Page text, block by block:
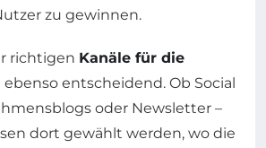
zu gewinnen.
richtigen Kanäle für die
ebenso entscheidend. Ob Social
oder Newsletter –
dort gewählt werden, wo die